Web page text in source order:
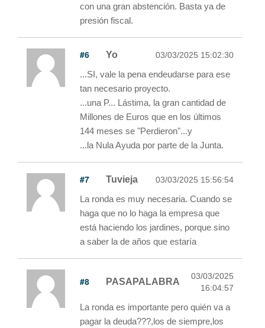
con una gran abstención. Basta ya de
presión fiscal.
#6 Yo 03/03/2025 15:02:30
...SI, vale la pena endeudarse para ese
tan necesario proyecto.
...una P... Lástima, la gran cantidad de
Millones de Euros que en los últimos
144 meses se "Perdieron"...y
...la Nula Ayuda por parte de la Junta.
#7 Tuvieja 03/03/2025 15:56:54
La ronda es muy necesaria. Cuando se
haga que no lo haga la empresa que
está haciendo los jardines, porque sino
a saber la de años que estaría
#8 PASAPALABRA
03/03/2025
16:04:57
La ronda es importante pero quién va a
pagar la deuda???,los de siempre,los